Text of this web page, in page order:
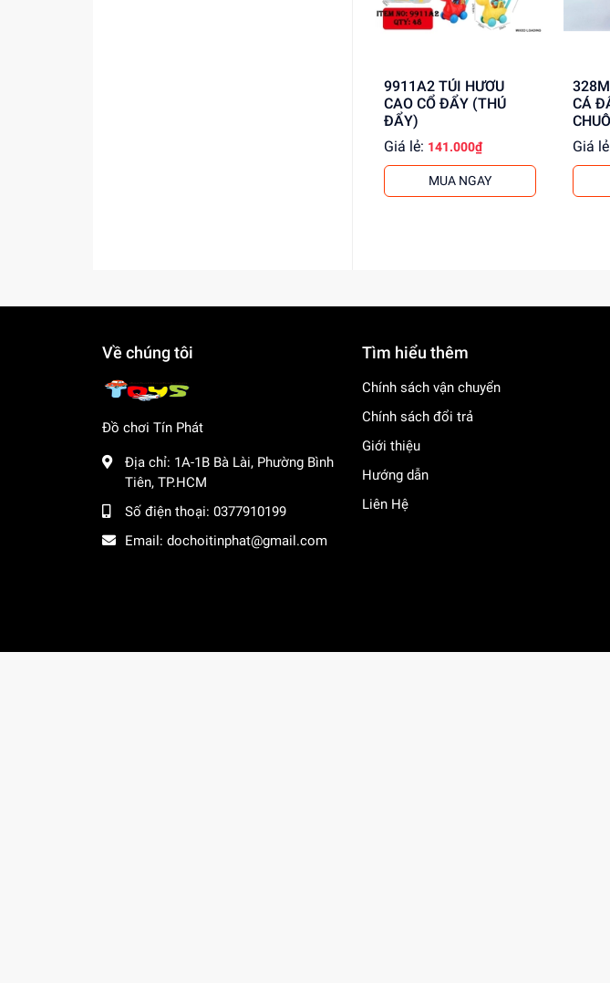
9911A2 TÚI HƯƠU
CAO CỔ ĐẨY (THÚ
ĐẨY)
Giá lẻ: 141.000₫
MUA NGAY
328M TÚI MÁY BAY
CÁ
Giá
Về chúng tôi
Đồ chơi Tín Phát
Địa chỉ: 1A-1B Bà Lài, Phường Bình
Tiên, TP.HCM
Số điện thoại: 0377910199
Email: dochoitinphat@gmail.com
Tìm hiểu thêm
Chính sách vận chuyển
Chính sách đổi trả
Giới thiệu
Hướng dẫn
Liên Hệ